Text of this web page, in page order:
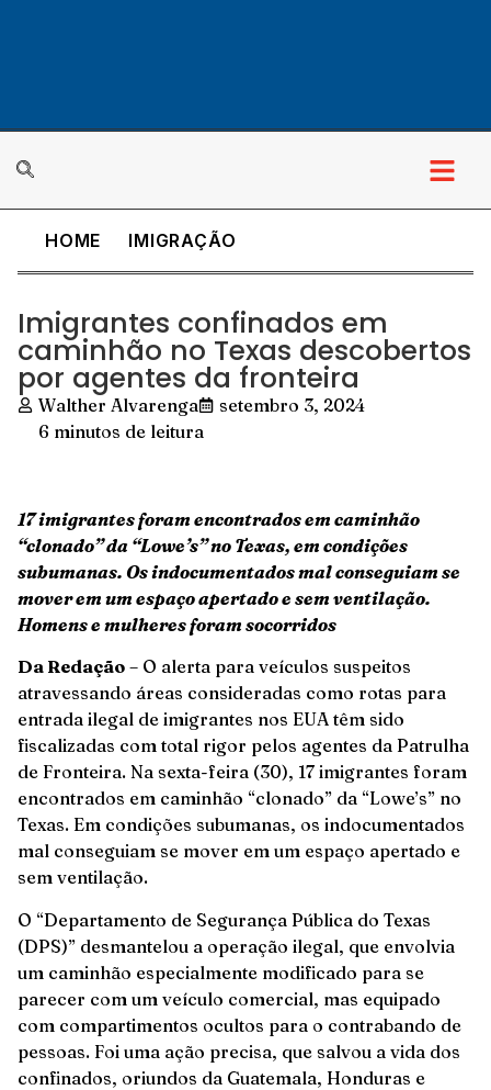
HOME IMIGRAÇÃO
Imigrantes confinados em
caminhão no Texas descobertos
por agentes da fronteira
Walther Alvarenga
setembro 3, 2024
6 minutos de leitura
17 imigrantes foram encontrados em caminhão
“clonado” da “Lowe’s” no Texas, em condições
subumanas. Os indocumentados mal conseguiam se
mover em um espaço apertado e sem ventilação.
Homens e mulheres foram socorridos
Da Redação – O alerta para veículos suspeitos
atravessando áreas consideradas como rotas para
entrada ilegal de imigrantes nos EUA têm sido
fiscalizadas com total rigor pelos agentes da Patrulha
de Fronteira. Na sexta-feira (30), 17 imigrantes foram
encontrados em caminhão “clonado” da “Lowe’s” no
Texas. Em condições subumanas, os indocumentados
mal conseguiam se mover em um espaço apertado e
sem ventilação.
O “Departamento de Segurança Pública do Texas
(DPS)” desmantelou a operação ilegal, que envolvia
um caminhão especialmente modificado para se
parecer com um veículo comercial, mas equipado
com compartimentos ocultos para o contrabando de
pessoas. Foi uma ação precisa, que salvou a vida dos
confinados, oriundos da Guatemala, Honduras e